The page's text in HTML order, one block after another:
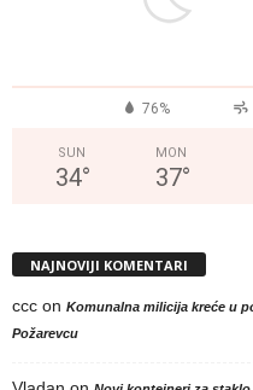
76%
SUN
34°
MON
37°
NAJNOVIJI KOMENTARI
ccc on Komunalna milicija kreće u
Požarevcu